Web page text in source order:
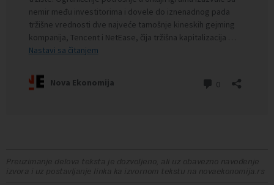
Preuzimanje delova teksta je dozvoljeno, ali uz obavezno navođenje
izvora i uz postavljanje linka ka izvornom tekstu na novaekonomija.rs